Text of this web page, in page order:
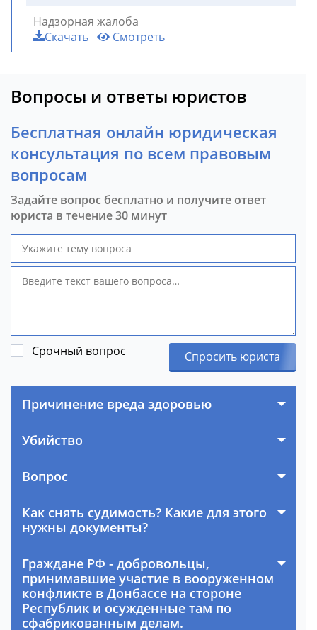
Надзорная жалоба
Скачать
Смотреть
Вопросы и ответы юристов
Бесплатная онлайн юридическая
консультация по всем правовым
вопросам
Задайте вопрос бесплатно и получите ответ
юриста в течение 30 минут
Срочный вопрос Спросить юриста
Причинение вреда здоровью
Убийство
Вопрос
Как снять судимость? Какие для этого
нужны документы?
Граждане РФ - добровольцы,
принимавшие участие в вооруженном
конфликте в Донбассе на стороне
Республик и осужденные там по
сфабрикованным делам.